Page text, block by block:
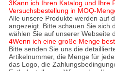
3Kann ich Ihren Katalog und Ihre
Versuchsbestellung in MOQ-
Alle unsere Produkte werden auf
angezeigt. Bitte schauen Sie sich
wählen Sie auf unserer Webseite
4Wenn ich eine große Menge
Bitte senden Sie uns die
Artikelnummer, die Menge für
das Logo, die